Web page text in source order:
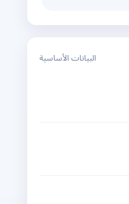
البيانات الأساسية